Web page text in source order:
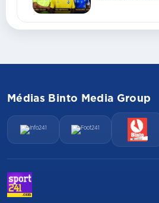
Médias Binto Media Group